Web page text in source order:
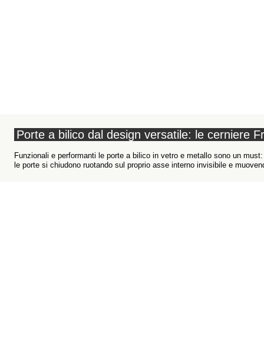
Porte a bilico dal design versatile: le cerniere
Funzionali e performanti le porte a bilico in vetro e metallo sono un
le porte si chiudono ruotando sul proprio asse interno invisibile e